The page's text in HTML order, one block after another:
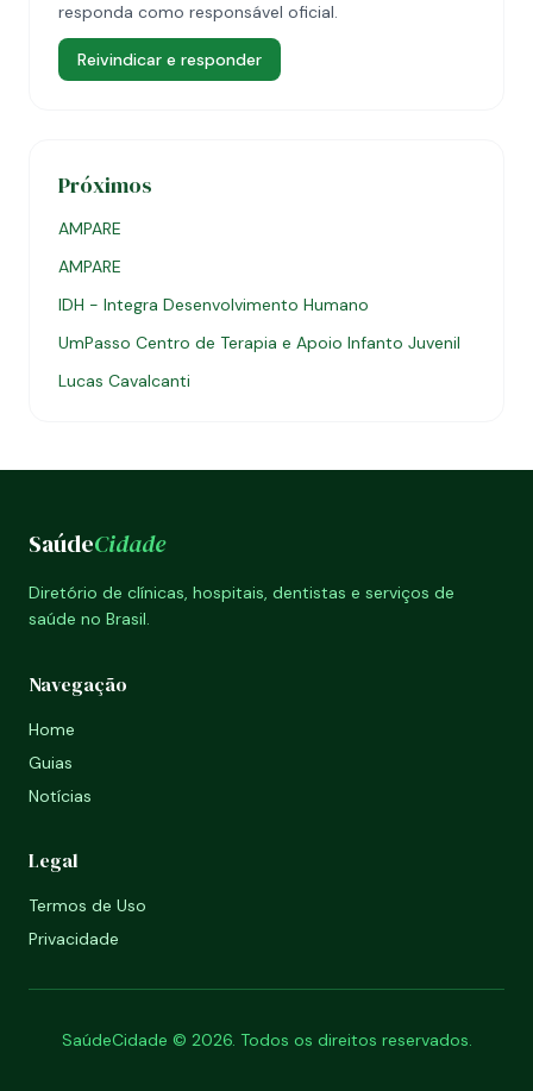
responda como responsável oficial.
Reivindicar e responder
Próximos
AMPARE
AMPARE
IDH - Integra Desenvolvimento Humano
UmPasso Centro de Terapia e Apoio Infanto Juvenil
Lucas Cavalcanti
SaúdeCidade
Diretório de clínicas, hospitais, dentistas e serviços de
saúde no Brasil.
Navegação
Home
Guias
Notícias
Legal
Termos de Uso
Privacidade
SaúdeCidade © 2026. Todos os direitos reservados.